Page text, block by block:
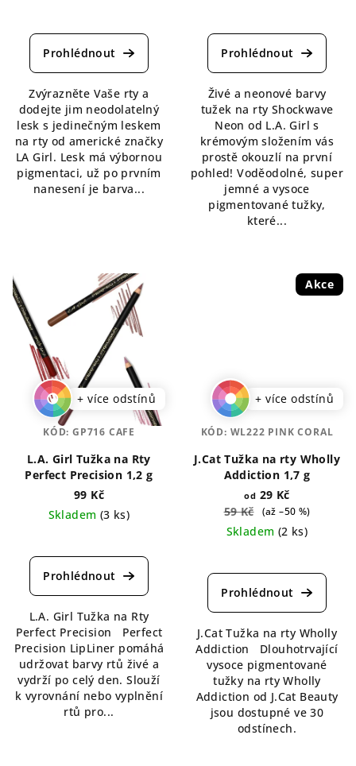
hodnocení
produktu
z
5
hvězdiček.
Zvýrazněte Vaše rty a
dodejte jim neodolatelný
lesk s jedinečným leskem
na rty od americké značky
LA Girl. Lesk má výbornou
pigmentaci, už po prvním
nanesení je barva...
hodnocení
produktu
z
5
hvězdiček.
Živé a neonové barvy
tužek na rty Shockwave
Neon od L.A. Girl s
krémovým složením vás
prostě okouzlí na první
pohled! Voděodolné, super
jemné a vysoce
pigmentované tužky,
které...
+ více odstínů
L.A. Girl Tužka na Rty
Perfect Precision 1,2 g
99 Kč
Skladem (3 ks)
hodnocení
produktu
z
5
hvězdiček.
L.A. Girl Tužka na Rty
Perfect Precision Perfect
Precision LipLiner pomáhá
udržovat barvy rtů živé a
vydrží po celý den. Slouží
k vyrovnání nebo vyplnění
rtů pro...
KÓD: GP716 CAFE
Akce
+ více odstínů
J.Cat Tužka na rty Wholly
Addiction 1,7 g
od 29 Kč
59 Kč
(až –50 %)
Skladem (2 ks)
hodnocení
produktu
z
5
hvězdiček.
J.Cat Tužka na rty Wholly
Addiction Dlouhotrvající
vysoce pigmentované
tužky na rty Wholly
Addiction od J.Cat Beauty
jsou dostupné ve 30
odstínech.
KÓD: WL222 PINK CORAL